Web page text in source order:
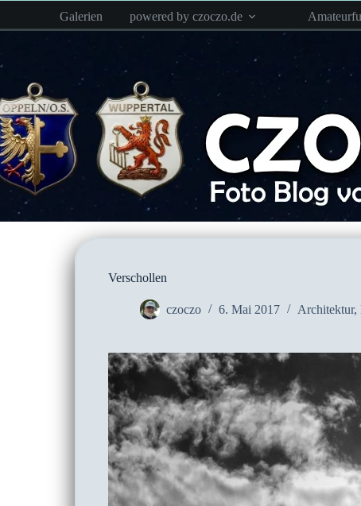
springen
Galerien powered by czoczo.de
Verschollen
czoczo 6. Mai 2017 Architektur,